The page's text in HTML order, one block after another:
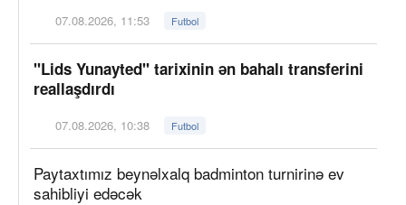
07.08.2026, 11:53 Futbol
"Lids Yunayted" tarixinin ən bahalı transferini
reallaşdırdı
07.08.2026, 10:38 Futbol
Paytaxtımız beynəlxalq badminton turnirinə ev
sahibliyi edəcək